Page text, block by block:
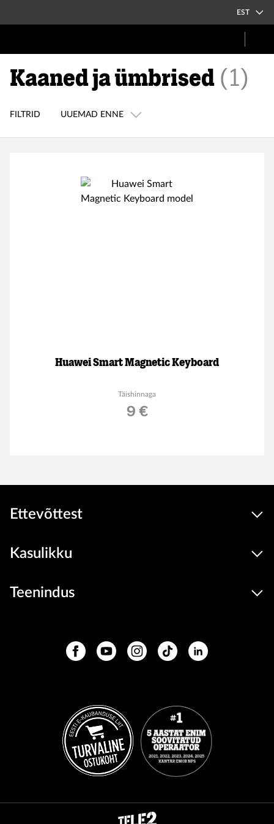
EST
Kaaned ja ümbrised (1)
FILTRID UUEMAD ENNE
Huawei Smart Magnetic Keyboard
Täishinnaga
9 €
Ettevõttest
Kasulikku
Teenindus